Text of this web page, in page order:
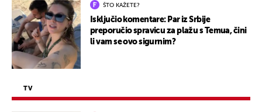
ŠTO KAŽETE?
Isključio komentare: Par iz Srbije
preporučio spravicu za plažu s Temua, čini
li vam se ovo sigurnim?
TV